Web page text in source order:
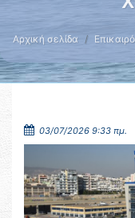
Αρχική σελίδα
03/07/2026 9:33 πμ.